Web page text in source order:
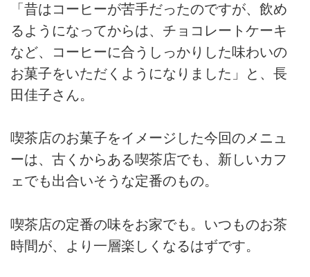
「昔はコーヒーが苦手だったのですが、飲め
るようになってからは、チョコレートケーキ
など、コーヒーに合うしっかりした味わいの
お菓子をいただくようになりました」と、長
田佳子さん。
喫茶店のお菓子をイメージした今回のメニュ
ーは、古くからある喫茶店でも、新しいカフ
ェでも出合いそうな定番のもの。
喫茶店の定番の味をお家でも。いつものお茶
時間が、より一層楽しくなるはずです。